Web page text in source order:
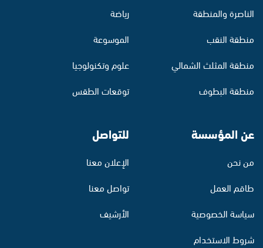
الناصرة والمنطقة
منطقة النقب
منطقة المثلث الشمالي
منطقة البطوف
رياضة
الموسوعة
علوم وتكنولوجيا
توقعات الطقس
عن المؤسسة
من نحن
طاقم العمل
سياسة الخصوصية
شروط الاستخدام
للتواصل
الإعلان معنا
تواصل معنا
الأرشيف